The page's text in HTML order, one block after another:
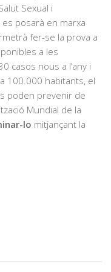
Sexual i
es posarà en marxa
fer-se la prova a
a les
casos nous a l’any i
100.000 habitants, el
poden prevenir de
Mundial de la
lo mitjançant la